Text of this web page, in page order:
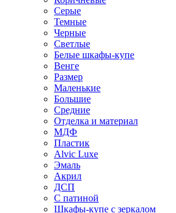
Серые
Темные
Черные
Светлые
Белые шкафы-купе
Венге
Размер
Маленькие
Большие
Средние
Отделка и материал
МДФ
Пластик
Alvic Luxe
Эмаль
Акрил
ДСП
С патиной
Шкафы-купе с зеркалом